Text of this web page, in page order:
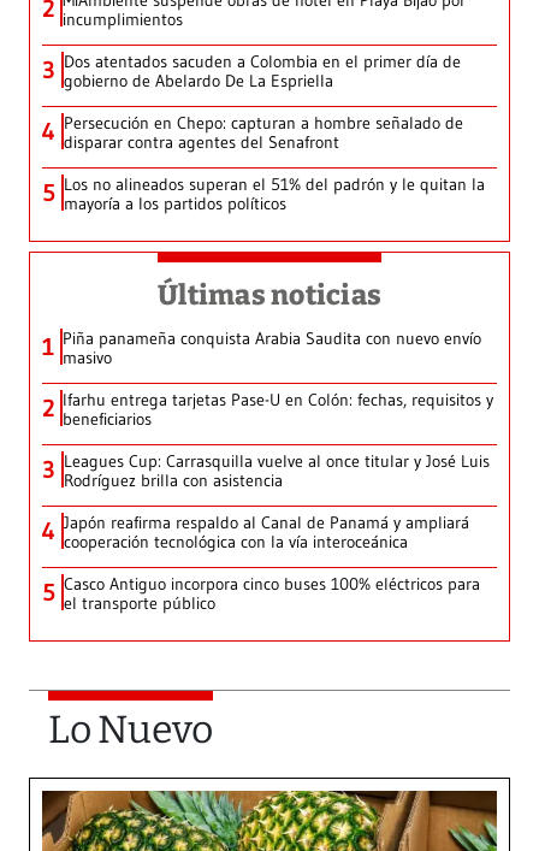
2 incumplimientos
3 Dos atentados sacuden a Colombia en el primer día de
gobierno de Abelardo De La Espriella
4 Persecución en Chepo: capturan a hombre señalado de
disparar contra agentes del Senafront
5 Los no alineados superan el 51% del padrón y le quitan la
mayoría a los partidos políticos
Últimas noticias
1 Piña panameña conquista Arabia Saudita con nuevo envío
masivo
2 Ifarhu entrega tarjetas Pase-U en Colón: fechas, requisitos y
beneficiarios
3 Leagues Cup: Carrasquilla vuelve al once titular y José Luis
Rodríguez brilla con asistencia
4 Japón reafirma respaldo al Canal de Panamá y ampliará
cooperación tecnológica con la vía interoceánica
5 Casco Antiguo incorpora cinco buses 100% eléctricos para
el transporte público
Lo Nuevo